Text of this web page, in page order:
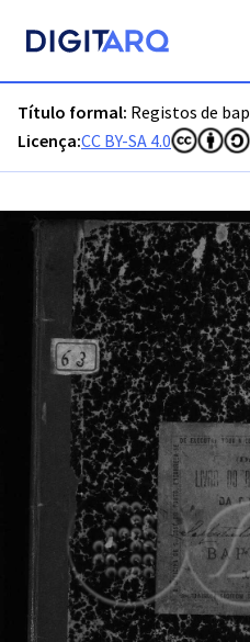
Título formal: Registos de
Licença:CC BY-SA 4.0